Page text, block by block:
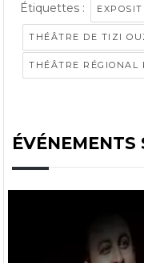
Étiquettes :
THÉÂTRE DE TIZI
THÉÂTRE RÉGIONAL
ÉVÉNEMENTS